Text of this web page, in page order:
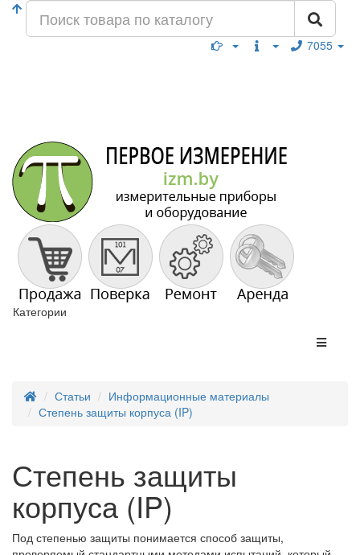
7055
Категории
Статьи
Информационные материалы
Степень защиты корпуса (IP)
Степень защиты
корпуса (IP)
Под степенью защиты понимается способ защиты,